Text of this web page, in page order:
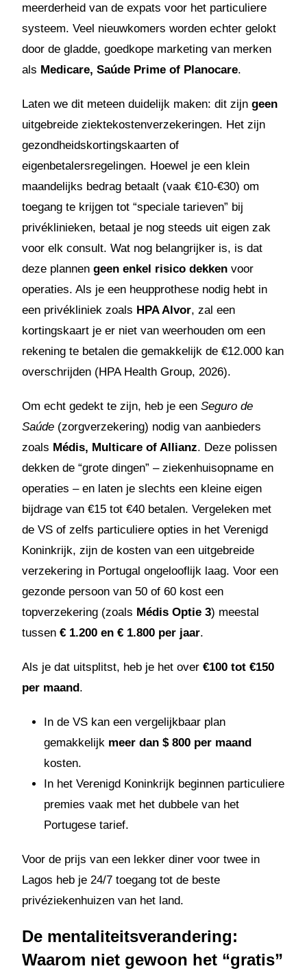
meerderheid van de expats voor het particuliere
systeem. Veel nieuwkomers worden echter gelokt
door de gladde, goedkope marketing van merken
als Medicare, Saúde Prime of Planocare.
Laten we dit meteen duidelijk maken: dit zijn geen
uitgebreide ziektekostenverzekeringen. Het zijn
gezondheidskortingskaarten of
eigenbetalersregelingen. Hoewel je een klein
maandelijks bedrag betaalt (vaak €10-€30) om
toegang te krijgen tot “speciale tarieven” bij
privéklinieken, betaal je nog steeds uit eigen zak
voor elk consult. Wat nog belangrijker is, is dat
deze plannen geen enkel risico dekken voor
operaties. Als je een heupprothese nodig hebt in
een privékliniek zoals HPA Alvor, zal een
kortingskaart je er niet van weerhouden om een
rekening te betalen die gemakkelijk de €12.000 kan
overschrijden (HPA Health Group, 2026).
Om echt gedekt te zijn, heb je een Seguro de
Saúde (zorgverzekering) nodig van aanbieders
zoals Médis, Multicare of Allianz. Deze polissen
dekken de “grote dingen” – ziekenhuisopname en
operaties – en laten je slechts een kleine eigen
bijdrage van €15 tot €40 betalen. Vergeleken met
de VS of zelfs particuliere opties in het Verenigd
Koninkrijk, zijn de kosten van een uitgebreide
verzekering in Portugal ongelooflijk laag. Voor een
gezonde persoon van 50 of 60 kost een
topverzekering (zoals Médis Optie 3) meestal
tussen € 1.200 en € 1.800 per jaar.
Als je dat uitsplitst, heb je het over €100 tot €150
per maand .
In de VS kan een vergelijkbaar plan
gemakkelijk meer dan $ 800 per maand
kosten.
In het Verenigd Koninkrijk beginnen particuliere
premies vaak met het dubbele van het
Portugese tarief.
Voor de prijs van een lekker diner voor twee in
Lagos heb je 24/7 toegang tot de beste
privéziekenhuizen van het land.
De mentaliteitsverandering:
Waarom niet gewoon het “gratis”